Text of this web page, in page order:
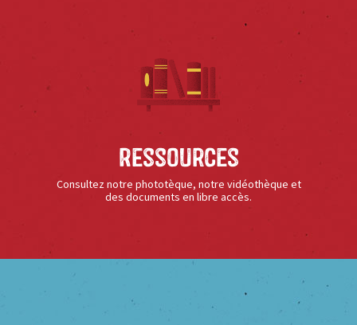
Ressources
Consultez notre phototèque, notre vidéothèque et
des documents en libre accès.